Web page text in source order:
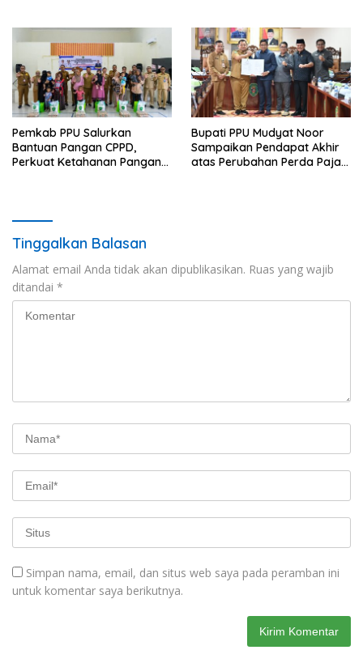
Pemkab PPU Salurkan
Bantuan Pangan CPPD,
Perkuat Ketahanan Pangan
Bupati PPU Mudyat Noor
Sampaikan Pendapat Akhir
atas Perubahan Perda Pajak
Tinggalkan Balasan
Alamat email Anda tidak akan dipublikasikan. Ruas yang wajib
ditandai *
Simpan nama, email, dan situs web saya pada peramban ini
untuk komentar saya berikutnya.